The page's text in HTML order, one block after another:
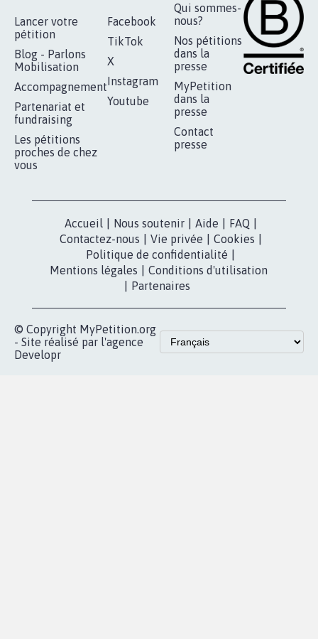
Lancer votre
pétition
Blog - Parlons
Mobilisation
Accompagnement
Partenariat et
fundraising
Les pétitions
proches de chez
vous
Facebook
TikTok
X
Instagram
Youtube
Qui sommes-
nous?
Nos pétitions
dans la
presse
MyPetition
dans la
presse
Contact
presse
Accueil Nous soutenir Aide FAQ
Contactez-nous
Vie privée Cookies
Politique de confidentialité
Mentions légales
Conditions d'utilisation
Partenaires
© Copyright MyPetition.org
- Site réalisé par l'agence
Developr